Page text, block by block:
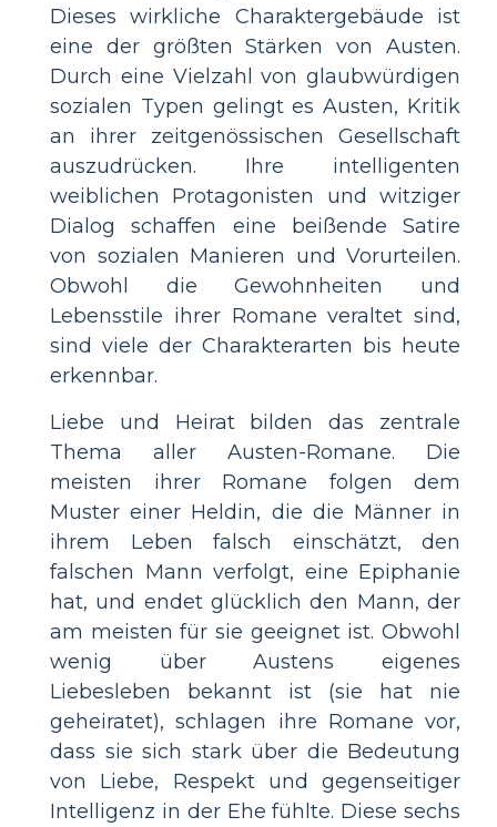
Dieses wirkliche Charaktergebäude ist
eine der größten Stärken von Austen.
Durch eine Vielzahl von glaubwürdigen
sozialen Typen gelingt es Austen, Kritik
an ihrer zeitgenössischen Gesellschaft
auszudrücken. Ihre intelligenten
weiblichen Protagonisten und witziger
Dialog schaffen eine beißende Satire
von sozialen Manieren und Vorurteilen.
Obwohl die Gewohnheiten und
Lebensstile ihrer Romane veraltet sind,
sind viele der Charakterarten bis heute
erkennbar.
Liebe und Heirat bilden das zentrale
Thema aller Austen-Romane. Die
meisten ihrer Romane folgen dem
Muster einer Heldin, die die Männer in
ihrem Leben falsch einschätzt, den
falschen Mann verfolgt, eine Epiphanie
hat, und endet glücklich den Mann, der
am meisten für sie geeignet ist. Obwohl
wenig über Austens eigenes
Liebesleben bekannt ist (sie hat nie
geheiratet), schlagen ihre Romane vor,
dass sie sich stark über die Bedeutung
von Liebe, Respekt und gegenseitiger
Intelligenz in der Ehe fühlte. Diese sechs